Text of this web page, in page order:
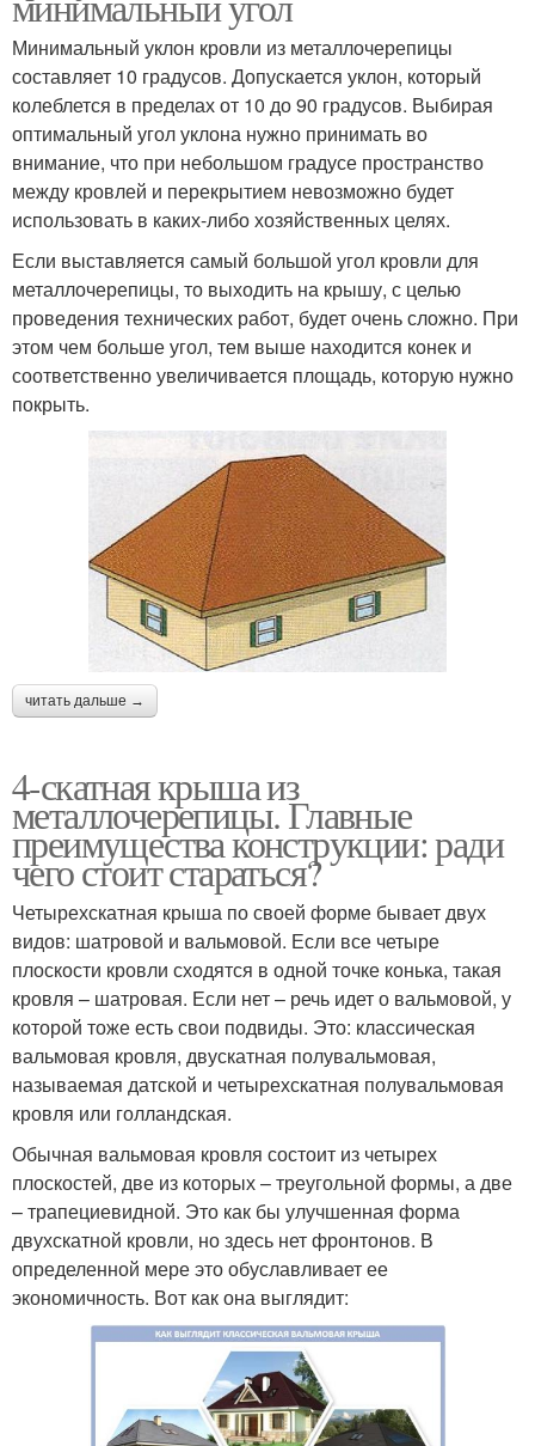
Минимальный уклон кровли из металлочерепицы
составляет 10 градусов. Допускается уклон, который
колеблется в пределах от 10 до 90 градусов. Выбирая
оптимальный угол уклона нужно принимать во
внимание, что при небольшом градусе пространство
между кровлей и перекрытием невозможно будет
использовать в каких-либо хозяйственных целях.
Если выставляется самый большой угол кровли для
металлочерепицы, то выходить на крышу, с целью
проведения технических работ, будет очень сложно. При
этом чем больше угол, тем выше находится конек и
соответственно увеличивается площадь, которую нужно
покрыть.
читать дальше →
4-скатная крыша из
металлочерепицы. Главные
преимущества конструкции: ради
чего стоит стараться?
Четырехскатная крыша по своей форме бывает двух
видов: шатровой и вальмовой. Если все четыре
плоскости кровли сходятся в одной точке конька, такая
кровля – шатровая. Если нет – речь идет о вальмовой, у
которой тоже есть свои подвиды. Это: классическая
вальмовая кровля, двускатная полувальмовая,
называемая датской и четырехскатная полувальмовая
кровля или голландская.
Обычная вальмовая кровля состоит из четырех
плоскостей, две из которых – треугольной формы, а две
– трапециевидной. Это как бы улучшенная форма
двухскатной кровли, но здесь нет фронтонов. В
определенной мере это обуславливает ее
экономичность. Вот как она выглядит: